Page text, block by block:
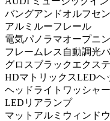
バングアンドオルフセ
アルミルーフレール
電気パノラマオープニ
フレームレス自動調光
グロスブラックエクス
HDマトリックスLEDヘ
ヘッドライトワッシャー
LEDリアランプ
マットアルミウィンド